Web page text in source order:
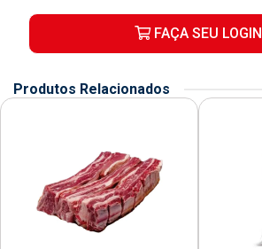
FAÇA SEU LOGIN
Produtos Relacionados